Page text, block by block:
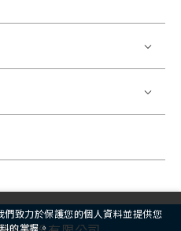
致力於保護您的個人資料並提供您
的掌握。